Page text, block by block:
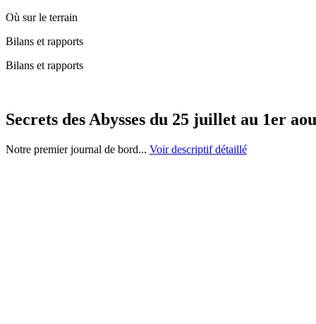
Où sur le terrain
Bilans et rapports
Bilans et rapports
Secrets des Abysses du 25 juillet au 1er
Notre premier journal de bord... Voir descriptif détaillé